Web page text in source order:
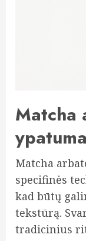
Matcha
Matcha
specifinės
kad būtų
tekstūrą.
tradicinius